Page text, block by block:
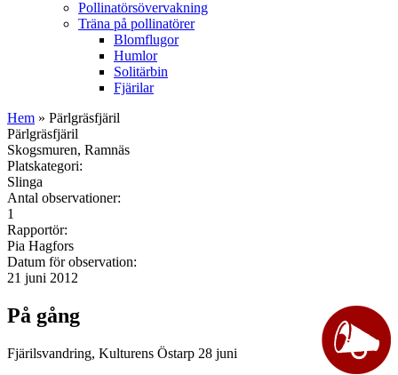
Pollinatörsövervakning
Träna på pollinatörer
Blomflugor
Humlor
Solitärbin
Fjärilar
Hem » Pärlgräsfjäril
Pärlgräsfjäril
Skogsmuren, Ramnäs
Platskategori:
Slinga
Antal observationer:
1
Rapportör:
Pia Hagfors
Datum för observation:
21 juni 2012
På gång
Fjärilsvandring, Kulturens Östarp 28 juni